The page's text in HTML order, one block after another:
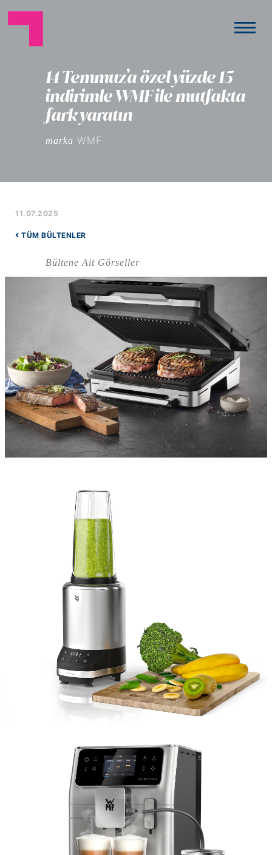
14 Temmuz’a özel yüzde 15
indirimle WMF ile mutfakta
fark yaratın
marka WMF
11.07.2025
TÜM BÜLTENLER
Bültene Ait Görseller